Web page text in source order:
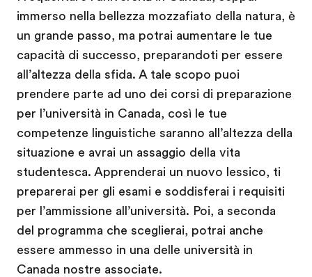
immerso nella bellezza mozzafiato della natura, è
un grande passo, ma potrai aumentare le tue
capacità di successo, preparandoti per essere
all’altezza della sfida. A tale scopo puoi
prendere parte ad uno dei corsi di preparazione
per l’università in Canada, così le tue
competenze linguistiche saranno all’altezza della
situazione e avrai un assaggio della vita
studentesca. Apprenderai un nuovo lessico, ti
preparerai per gli esami e soddisferai i requisiti
per l’ammissione all’università. Poi, a seconda
del programma che sceglierai, potrai anche
essere ammesso in una delle università in
Canada nostre associate.